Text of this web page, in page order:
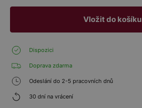
Vložit do košíku
Dispozici
Doprava zdarma
Odeslání do 2-5 pracovních dnů
30 dní na vrácení